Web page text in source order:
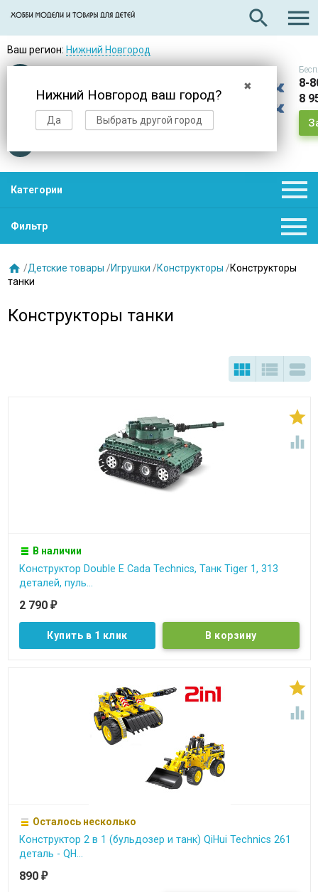
search 
Ваш регион: Нижний Новгород
✖
Нижний Новгород ваш город?
Да Выбрать другой город
Доставкав день заказа
8-
8
Категории 
Фильтр 
 /Детские товары /Игрушки /Конструкторы /Конструкторы
танки
Конструкторы танки
  


В наличии
Конструктор Double E Cada Technics, Танк Tiger 1, 313
деталей, пуль...
2 790 ₽
Купить в 1 клик


Осталось несколько
Конструктор 2 в 1 (бульдозер и танк) QiHui Technics 261
деталь - QH...
890 ₽